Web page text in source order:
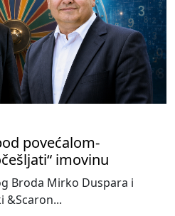
povećalom-
imovinu
Broda Mirko Duspara i
&Scaron...